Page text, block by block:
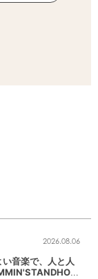
2026.08.06
音楽で、人と人